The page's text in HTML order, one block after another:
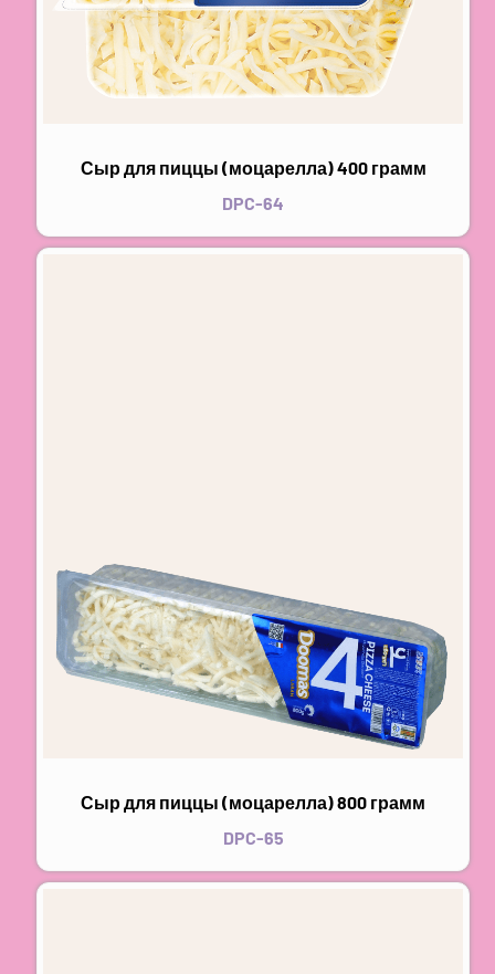
Сыр для пиццы (моцарелла) 400 грамм
DPC-64
Сыр для пиццы (моцарелла) 800 грамм
DPC-65